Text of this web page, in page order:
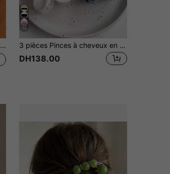
10
3 pièces Pinces à cheveux en plastique en forme de fleur d'hibiscus de 8 cm/3,15 po, bleu et blanc, léger, convient pour le quotidien, les fêtes, les déplacements, la plage, la queue de cheval, le chignon, le lavage du visage, le maquillage, les accessoires vestimentaires. Accessoires de mode pour cheveux, pinces à griffes, pinces à cheveux décontractées, pinces à fleurs pour cheveux, accessoires d'automne, mode d'automne, pinces à cheveux d'hiver pour les tenues de vacances, femme d'été
DH138.00